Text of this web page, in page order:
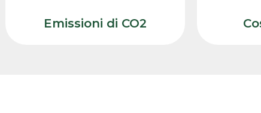
Emissioni di CO2